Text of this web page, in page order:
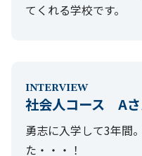
てくれる学校です。
INTERVIEW
社会人コース A
勇志に入学して3年間
た・・・！